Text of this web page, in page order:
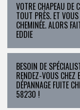
VOTRE CHAPEAU DE
TOUT PRÈS. ET
CHEMINÉE. ALORS
EDDIE
BESOIN DE
RENDEZ-VOUS CHEZ
DÉPANNAGE FUITE
58230 !